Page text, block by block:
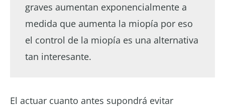
graves aumentan exponencialmente a
medida que aumenta la miopía por eso
el control de la miopía es una alternativa
tan interesante.
El actuar cuanto antes supondrá evitar